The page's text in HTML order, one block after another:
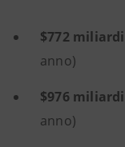
$772 miliardi
anno)
$976 miliardi
anno)